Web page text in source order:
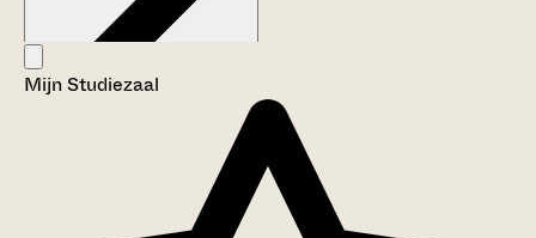
Aanwijzingen voor de gebruiker
Mijn Studiezaal